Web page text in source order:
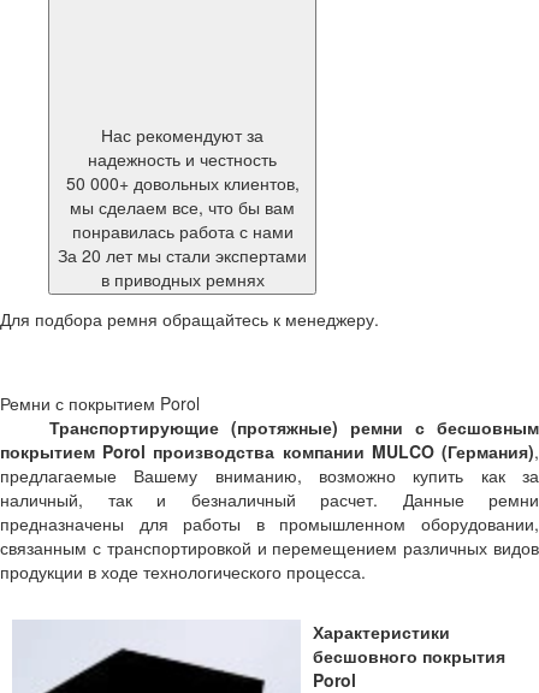
Нас рекомендуют за
надежность и честность
50 000+ довольных клиентов,
мы сделаем все, что бы вам
понравилась работа с нами
За 20 лет мы стали экспертами
в приводных ремнях
Для подбора ремня обращайтесь к менеджеру.
Ремни с покрытием Porol
Транспортирующие (протяжные) ремни с бесшовным
покрытием Porol производства компании MULCO (Германия),
предлагаемые Вашему вниманию, возможно купить как за
наличный, так и безналичный расчет. Данные ремни
предназначены для работы в промышленном оборудовании,
связанным с транспортировкой и перемещением различных видов
продукции в ходе технологического процесса.
Характеристики
бесшовного покрытия
Porol